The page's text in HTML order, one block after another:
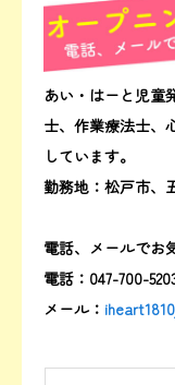
あい・はーと児童
士、作業療法士、
しています。
勤務地：松戸市、
電話、メールでお
電話：047-700-
メール：